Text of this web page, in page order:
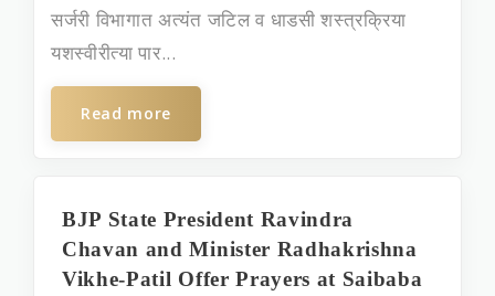
सर्जरी विभागात अत्यंत जटिल व धाडसी शस्त्रक्रिया
यशस्वीरीत्या पार...
Read more
BJP State President Ravindra
Chavan and Minister Radhakrishna
Vikhe-Patil Offer Prayers at Saibaba